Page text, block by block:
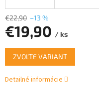
€22,90 –13 %
€19,90 / ks
Jednotková
cena:
ZVOĽTE VARIANT
Detailné informácie